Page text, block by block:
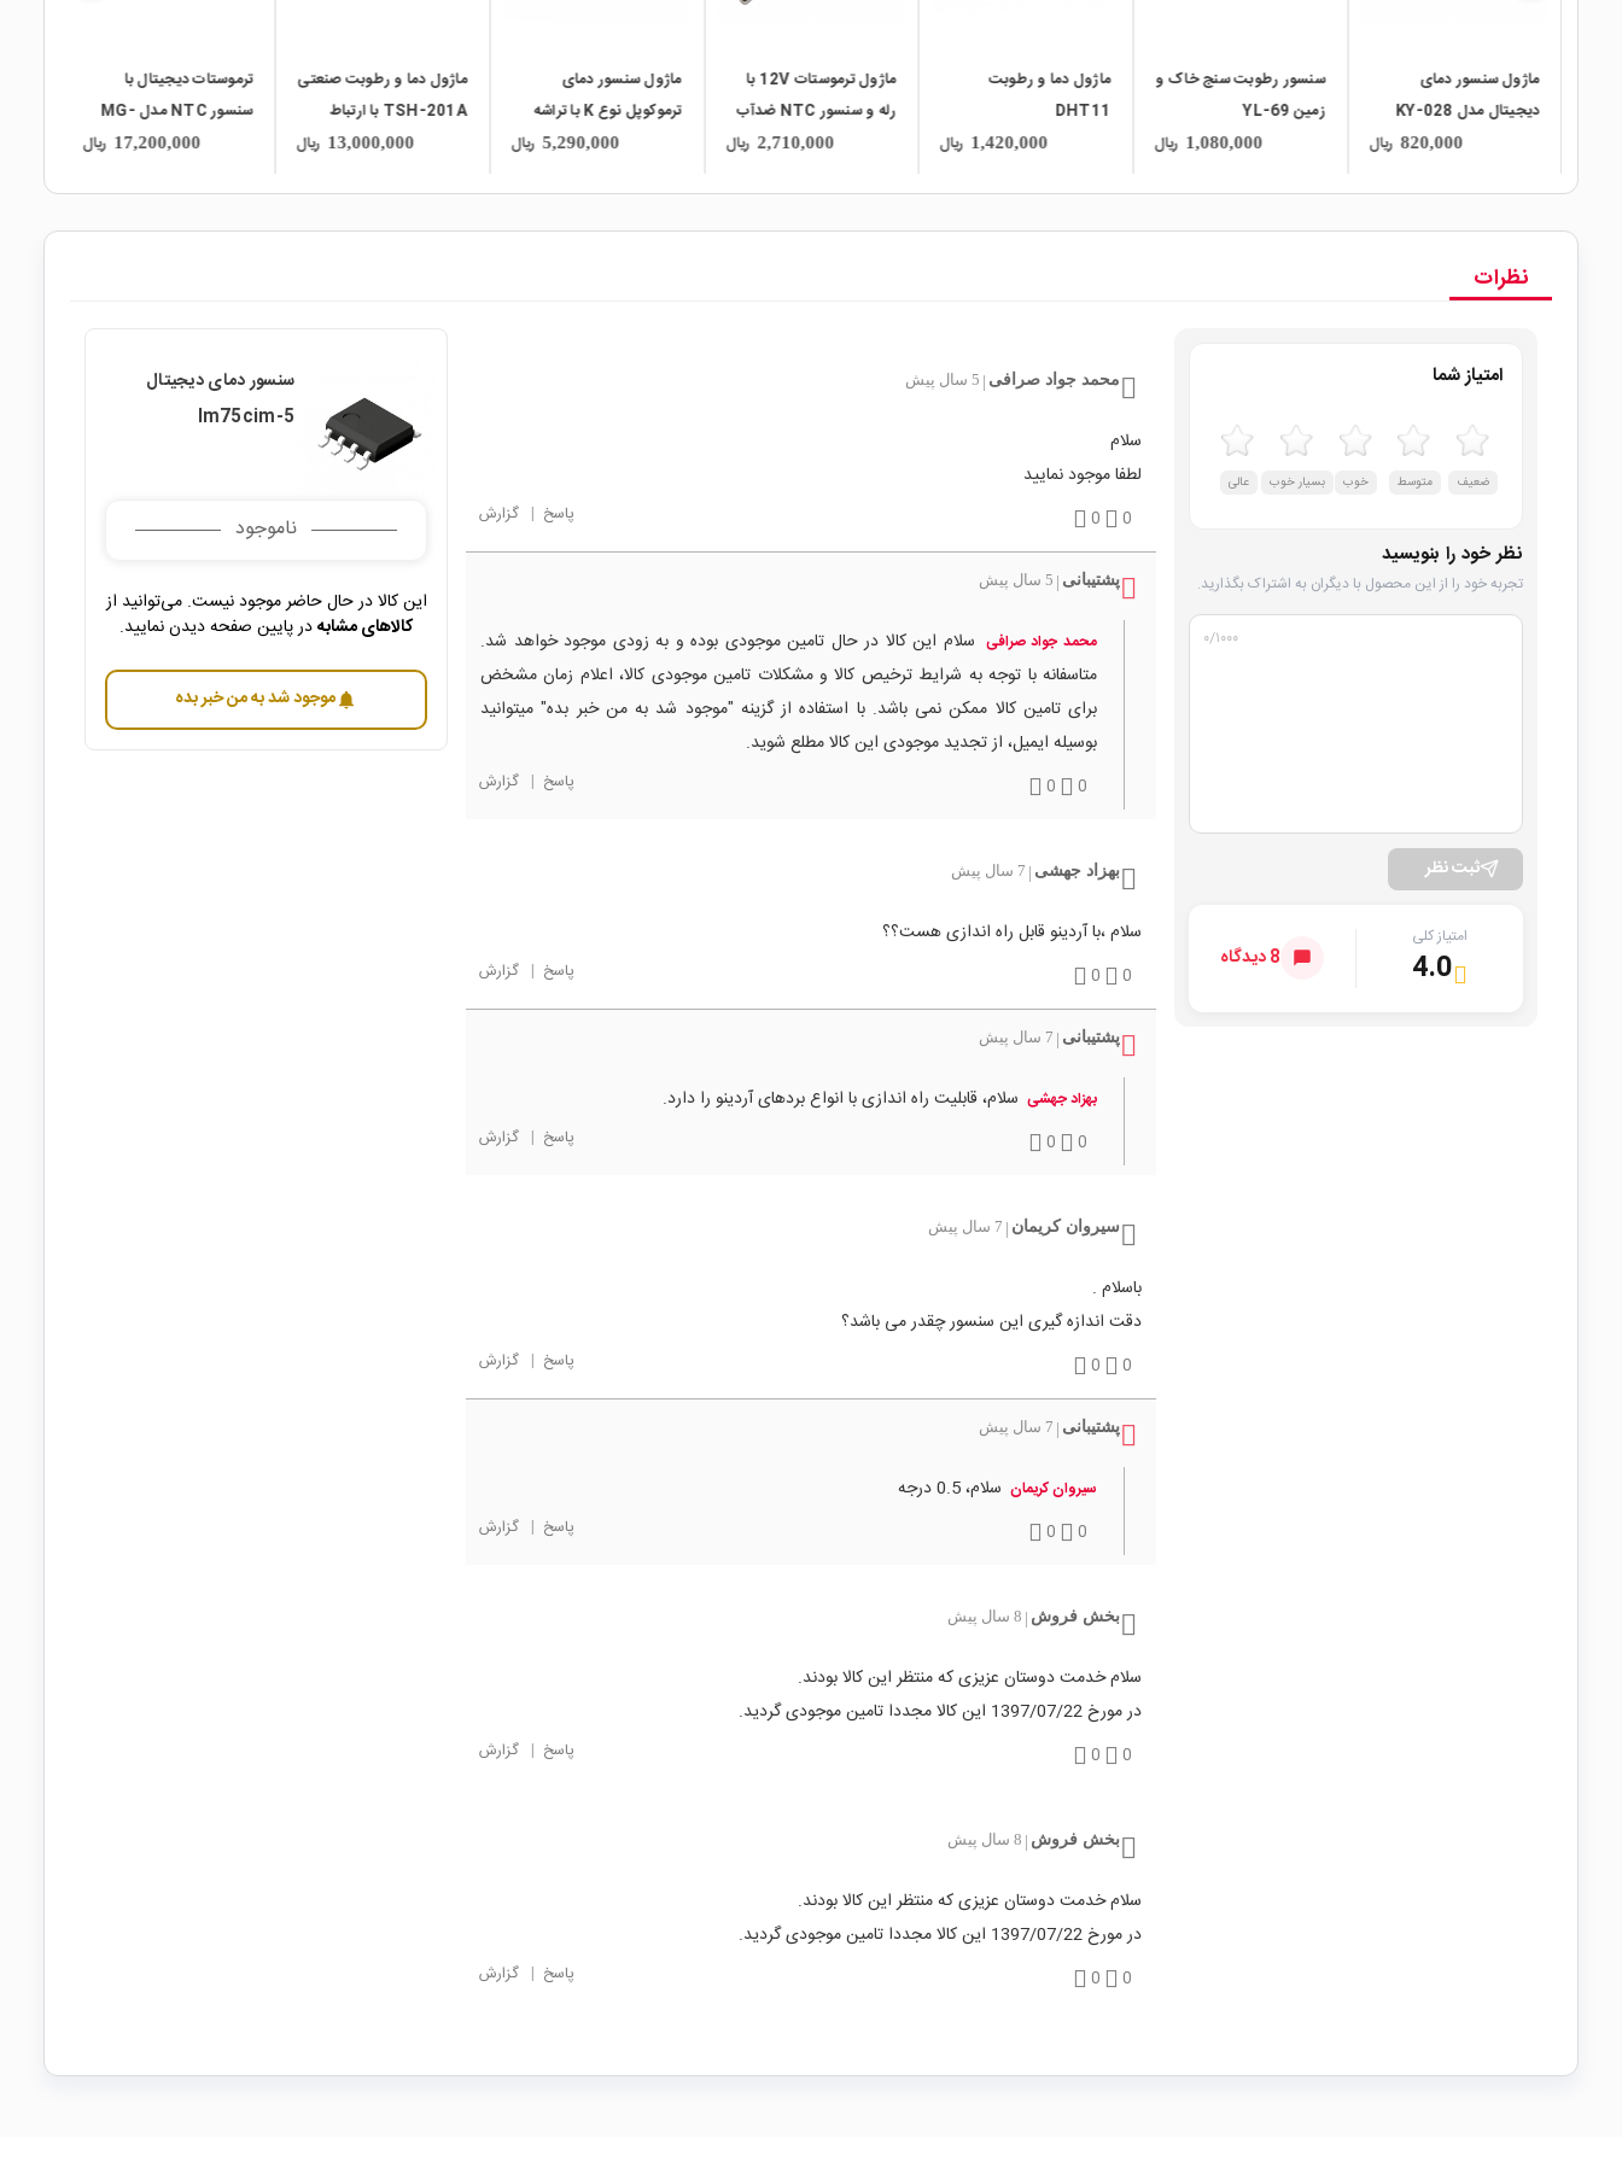
سنسور رطوبت سنج خاک و
زمین YL-69
1,080,000 ریال
ماژول دما و رطوبت
DHT11
1,420,000 ریال 2,710,000 ریال
ماژول سنسور دمای
ترموکوپل نوع K با تراشه
MAX31855 با رابط SPI5,290,000 ریال
ماژول دما و رطوبت صنعتی
TSH-201A با ارتباط
سریال RS485 و پروتکل
13,000,000 ریال
ترموستات دیجیتال با
سنسور NTC مدل MG-
17,200,000 ریال
ترموستات دیجیتال و تایمر
12VDC مدل XH-
W3103
16,300,000 ریال
نظرات
امتیاز شما
ضعیف متوسط خوب بسیار خوب عالی
نظر خود را بنویسید
تجربه خود را از این محصول با دیگران به اشتراک بگذارید.
۰/۱۰۰۰
ثبت نظر
امتیاز کلی
4.0 8 دیدگاه
محمد جواد صرافی 5 سال پیش
سلام
لطفا موجود نمایید
0
0 پاسخ | گزارش
پشتیبانی 5 سال پیش
محمد جواد صرافی سلام این کالا در حال تامین موجودی بوده و به زودی موجود خواهد شد.
متاسفانه با توجه به شرایط ترخیص کالا و مشکلات تامین موجودی کالا، اعلام زمان مشخض
برای تامین کالا ممکن نمی باشد. با استفاده از گزینه "موجود شد به من خبر بده" میتوانید
بوسیله ایمیل، از تجدید موجودی این کالا مطلع شوید.
0
0 پاسخ | گزارش
بهزاد جهشی 7 سال پیش
سلام ،با آردینو قابل راه اندازی هست؟؟
0
0 پاسخ | گزارش
پشتیبانی 7 سال پیش
بهزاد جهشی سلام، قابلیت راه اندازی با انواع بردهای آردینو را دارد.
0
0 پاسخ | گزارش
سیروان کریمان 7 سال پیش
باسلام .
دقت اندازه گیری این سنسور چقدر می باشد؟
0
0 پاسخ | گزارش
پشتیبانی 7 سال پیش
سیروان کریمان سلام، 0.5 درجه
0
0 پاسخ | گزارش
بخش فروش 8 سال پیش
سلام خدمت دوستان عزیزی که منتظر این کالا بودند.
در مورخ 1397/07/22 این کالا مجددا تامین موجودی گردید.
0
0 پاسخ | گزارش
بخش فروش 8 سال پیش
سلام خدمت دوستان عزیزی که منتظر این کالا بودند.
در مورخ 1397/07/22 این کالا مجددا تامین موجودی گردید.
0
0 پاسخ | گزارش
سنسور دمای دیجیتال
lm75cim-5
ناموجود
این کالا در حال حاضر موجود نیست. می‌توانید از
کالاهای مشابهدر پایین صفحه دیدن نمایید.
notificationsموجود شد به من خبر بده